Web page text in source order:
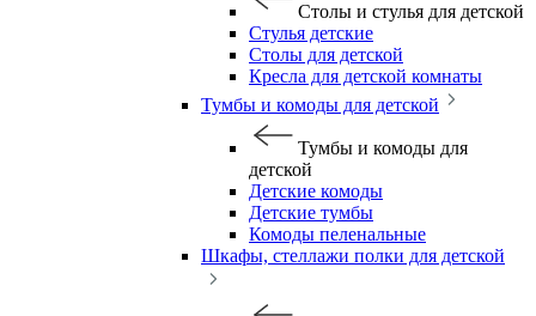
Столы и стулья для детской
Стулья детские
Столы для детской
Кресла для детской комнаты
Тумбы и комоды для детской
Тумбы и комоды для
детской
Детские комоды
Детские тумбы
Комоды пеленальные
Шкафы, стеллажи полки для детской